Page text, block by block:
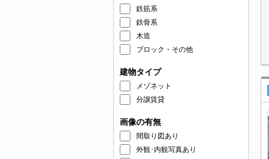
鉄筋系
鉄骨系
木造
ブロック・その他
建物タイプ
メゾネット
分譲賃貸
画像の有無
間取り図あり
外観･内観写真あり